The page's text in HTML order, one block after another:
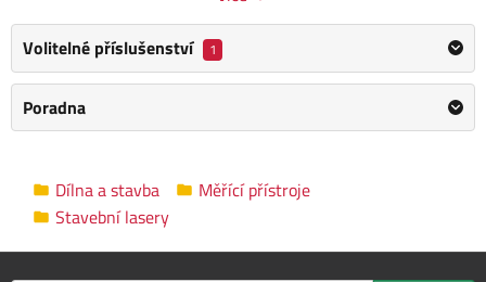
Napájení: 3x akumulátor Ni - MH 1,2 V
Laserová dioda: 635 nm
Měřící rozsah: 0,2 - 100 m
Přesnost: ± 1,50 mm
Výhody:
Bluetooth pro přenos dat na kompatibilní aplikace
Dotyková obrazovka pro rychlé a snadné ovládání
Volitelné příslušenství 1
Poradna
Dílna a stavba
Měřící přístroje
Stavební lasery